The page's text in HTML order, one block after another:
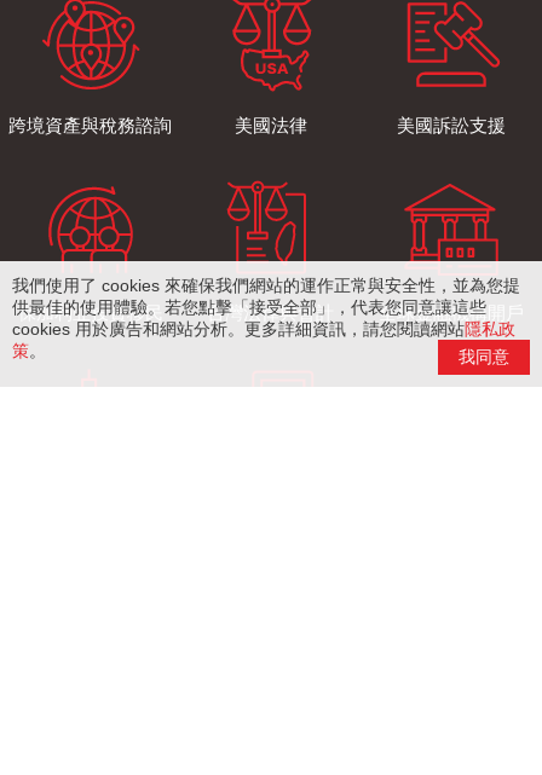
跨境資產與稅務諮詢 美國法律 美國訴訟支援
保加利亞投資移民 台灣法律與會計 全球金融機構開戶
我們使用了 cookies 來確保我們網站的運作正常與安全性，並為您提
供最佳的使用體驗。若您點擊「接受全部」，代表您同意讓這些
cookies 用於廣告和網站分析。更多詳細資訊，請您閱讀網站隱私政
策。 我同意